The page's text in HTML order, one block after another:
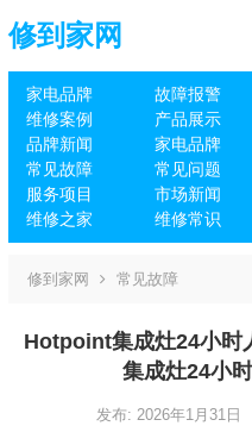
修到家网
家电品牌 故障报警
维修案例
产品展示
品牌新闻
家电品牌
常见故障
常见问题
服务项目
市场新闻
维修之家
维修常识
修到家网 常见故障
Hotpoint集成灶24小时
集成灶24小
发布: 2026年1月31日